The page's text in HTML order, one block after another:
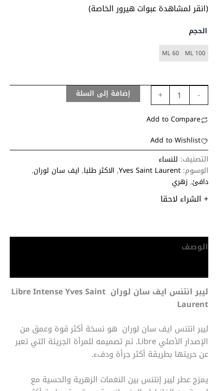
(انقر لمشاهدة عبوات هيرور الخاصة)
الحجم
100 ML
60 ML
-
+
إضافة إلى السلة
Add to Compare
Add to Wishlist
التصنيف: للنساء
الوسوم: Yves Saint Laurent
, الاكثر طلبا, ايف سان لوران,
دافئ, زهري
+ الشراء لاحقا
الوصف
ليبر انتنس ايف سان لوران Libre Intense Yves Saint
Laurent
ليبر انتنس ايف سان لوران هو نسخة أكثر قوة وعمق من
الإصدار الأصلي Libre. تم تصميمه للمرأة الجريئة التي تعبر
عن حريتها بطريقة أكثر جرأة ودفء.
يمزج عطر ليبر إنتنس بين النغمات الزهرية والحسية مع